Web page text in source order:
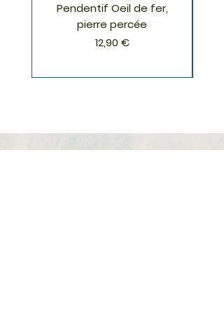
Pendentif Oeil de fer,
pierre percée
Prix
12,90 €
S'inscrire à la Newsletter